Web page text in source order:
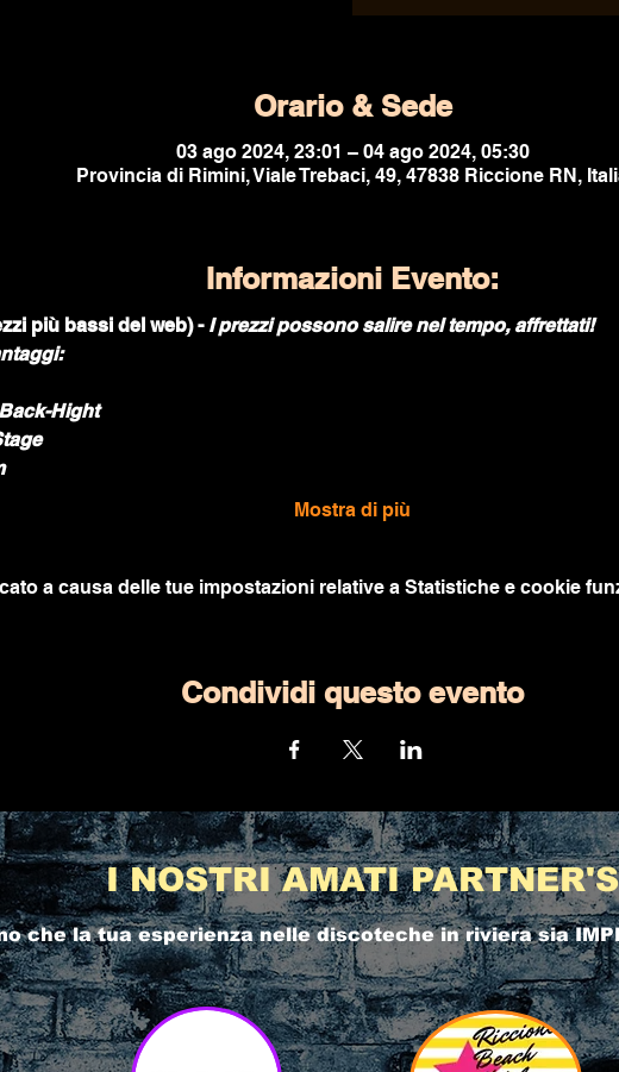
Orario & Sede
03 ago 2024, 23:01 – 04 ago 2024, 05:30
Provincia di Rimini, Viale Trebaci, 49, 47838 Riccione RN,
Informazioni Evento:
più bassi del web) - I prezzi possono salire nel tempo, affrettati!
Hight
Mostra di più
a causa delle tue impostazioni relative a Statistiche e cookie
Condividi questo evento
I NOSTRI AMATI PARTNER'S
che la tua esperienza nellediscoteche in rivierasia